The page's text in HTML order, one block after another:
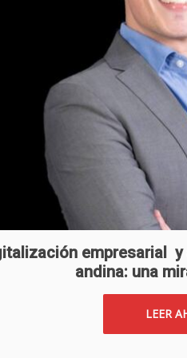
empresarial
andina: una
LEER